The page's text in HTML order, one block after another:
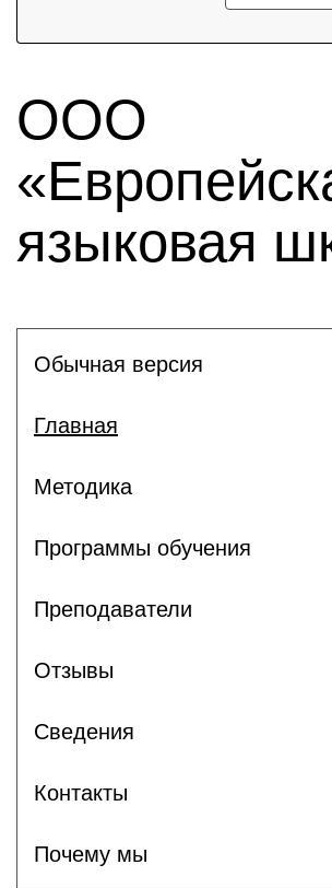
ООО
языковая
Обычная версия
Главная
Методика
Программы обучения
Преподаватели
Отзывы
Сведения
Контакты
Почему мы